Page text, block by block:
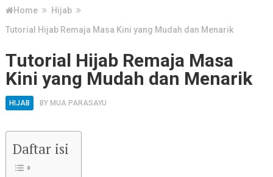
Home
Hijab
Tutorial Hijab Remaja Masa Kini yang Mudah dan Menarik
Tutorial Hijab Remaja Masa
Kini yang Mudah dan Menarik
HIJAB BY MUA PARASAYU
Daftar isi